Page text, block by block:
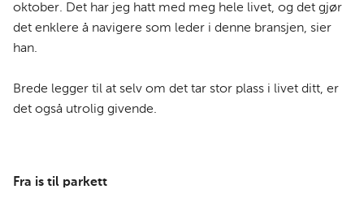
oktober. Det har jeg hatt med meg hele livet, og det gjør
det enklere å navigere som leder i denne bransjen, sier
han.
Brede legger til at selv om det tar stor plass i livet ditt, er
det også utrolig givende.
Fra is til parkett